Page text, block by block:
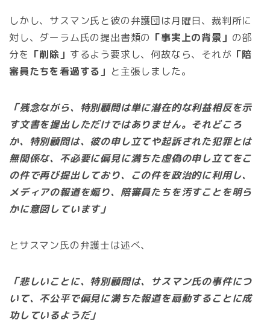
しかし、サスマン氏と彼の弁護団は月曜日、裁判所に
対し、ダーラム氏の提出書類の 「事実上の背景」 の部
分を 「削除」 するよう要求し、何故なら、それが 「陪
審員たちを看過する」 と主張しました。
「残念ながら、特別顧問は単に潜在的な利益相反を示
す文書を提出しただけではありません。それどころ
か、特別顧問は、彼の申し立てや起訴された犯罪とは
無関係な、不必要に偏見に満ちた虚偽の申し立てをこ
の件で再び提出しており、この件を政治的に利用し、
メディアの報道を煽り、陪審員たちを汚すことを明ら
かに意図しています」
とサスマン氏の弁護士は述べ、
「悲しいことに、特別顧問は、サスマン氏の事件につ
いて、不公平で偏見に満ちた報道を扇動することに成
功しているようだ」